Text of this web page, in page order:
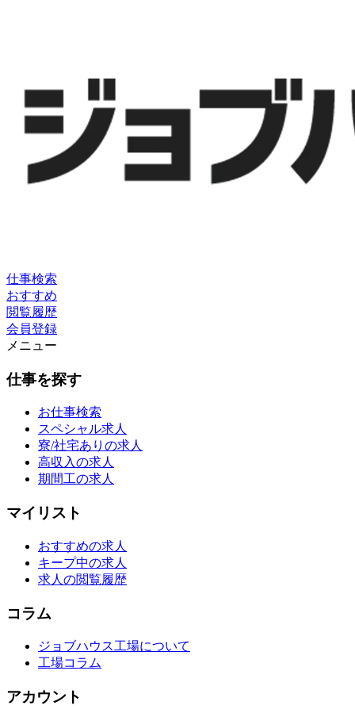
仕事検索
おすすめ
閲覧履歴
会員登録
メニュー
仕事を探す
お仕事検索
スペシャル求人
寮/社宅ありの求人
高収入の求人
期間工の求人
マイリスト
おすすめの求人
キープ中の求人
求人の閲覧履歴
コラム
ジョブハウス工場について
工場コラム
アカウント